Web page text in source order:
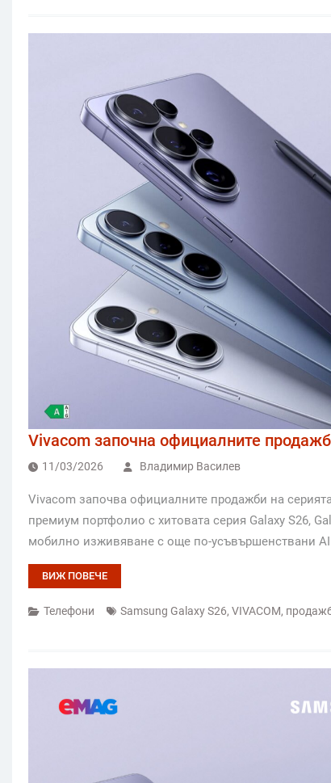
Vivacom започна официалните
11/03/2026 Владимир Василев
Vivacom започва официалните продажби на
премиум портфолио с хитовата серия Galaxy S26,
мобилно изживяване с още по-усъвършенствани
ВИЖ ПОВЕЧЕ
Телефони Samsung Galaxy S26, VIVACOM,